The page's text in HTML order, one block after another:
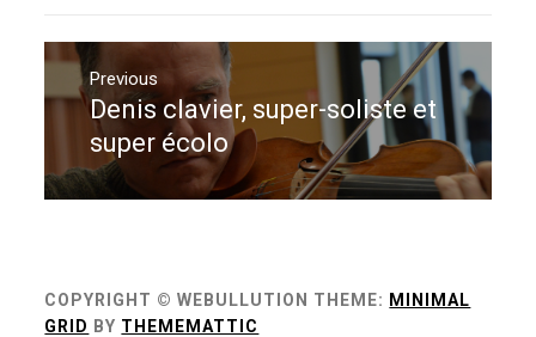
Navigation
de
l’article
Previous
Previous
post:
Denis clavier, super-soliste et
super écolo
COPYRIGHT © WEBULLUTION THEME: MINIMAL
GRID BY THEMEMATTIC